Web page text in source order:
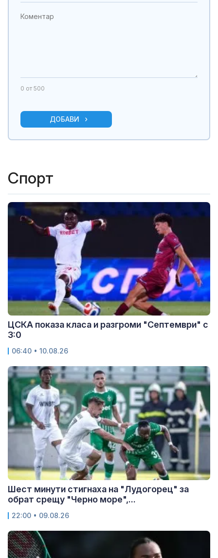
0 от 500
ДОБАВИ
Спорт
ЦСКА показа класа и разгроми "Септември" с
3:0
06:40 • 10.08.26
Шест минути стигнаха на "Лудогорец" за
обрат срещу "Черно море",...
22:00 • 09.08.26